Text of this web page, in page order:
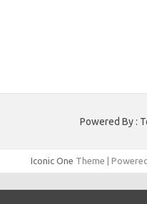
Powered By :
Iconic One Theme |